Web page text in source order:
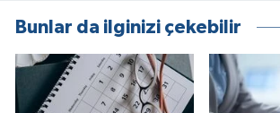
Bunlar da ilginizi çekebilir